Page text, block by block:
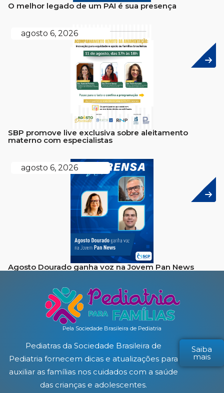
O melhor legado de um PAI é sua presença
agosto 6, 2026
SBP promove live exclusiva sobre aleitamento
materno com especialistas
agosto 6, 2026
Agosto Dourado ganha voz na Jovem Pan News
Pela Sociedade Brasileira de Pediatria
Pediatras da Sociedade Brasileira de
Pediatria fornecem dicas e atualizações para
auxiliar as famílias nos cuidados com a saúde
das crianças e adolescentes.
Saiba
mais